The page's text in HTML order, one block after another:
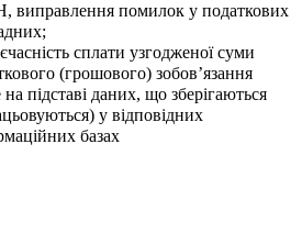
виправлення помилок у податкових
сплати узгодженої суми
(грошового) зобов’язання
підставі даних, що зберігаються
у відповідних
базах